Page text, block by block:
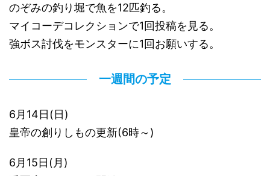
のぞみの釣り堀で魚を12匹釣る。
マイコーデコレクションで1回投稿を見る。
強ボス討伐をモンスターに1回お願いする。
一週間の予定
6月14日(日)
皇帝の創りしもの更新(6時～)
6月15日(月)